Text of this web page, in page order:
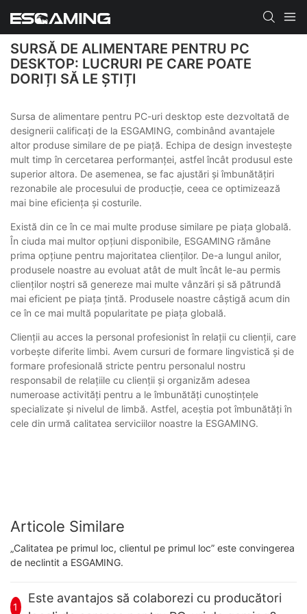
SURSĂ DE ALIMENTARE PENTRU PC
DESKTOP: LUCRURI PE CARE POATE
DORIȚI SĂ LE ȘTIȚI
Sursa de alimentare pentru PC-uri desktop este dezvoltată de
designerii calificați de la ESGAMING, combinând avantajele
altor produse similare de pe piață. Echipa de design investește
mult timp în cercetarea performanței, astfel încât produsul este
superior altora. De asemenea, se fac ajustări și îmbunătățiri
rezonabile ale procesului de producție, ceea ce optimizează
mai bine eficiența și costurile.
Există din ce în ce mai multe produse similare pe piața globală.
În ciuda mai multor opțiuni disponibile, ESGAMING rămâne
prima opțiune pentru majoritatea clienților. De-a lungul anilor,
produsele noastre au evoluat atât de mult încât le-au permis
clienților noștri să genereze mai multe vânzări și să pătrundă
mai eficient pe piața țintă. Produsele noastre câștigă acum din
ce în ce mai multă popularitate pe piața globală.
Clienții au acces la personal profesionist în relații cu clienții, care
vorbește diferite limbi. Avem cursuri de formare lingvistică și de
formare profesională stricte pentru personalul nostru
responsabil de relațiile cu clienții și organizăm adesea
numeroase activități pentru a le îmbunătăți cunoștințele
specializate și nivelul de limbă. Astfel, aceștia pot îmbunătăți în
cele din urmă calitatea serviciilor noastre la ESGAMING.
Articole Similare
„Calitatea pe primul loc, clientul pe primul loc” este convingerea
de neclintit a ESGAMING.
1
Este avantajos să colaborezi cu producători